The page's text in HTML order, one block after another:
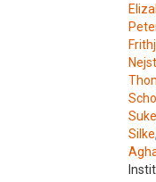
Silke,